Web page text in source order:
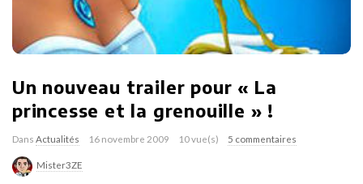
Un nouveau trailer pour « La
princesse et la grenouille » !
Dans Actualités 16 novembre 2009 10 vue(s) 5 commentaires
Mister3ZE